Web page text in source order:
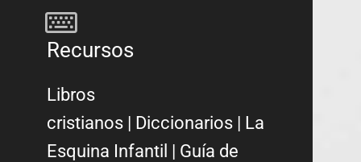
Recursos
Libros
cristianos | Diccionarios | La
Esquina Infantil | Guía de